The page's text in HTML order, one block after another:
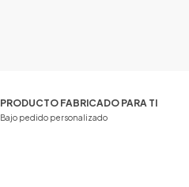
PRODUCTO FABRICADO PARA TI
Bajo pedido personalizado